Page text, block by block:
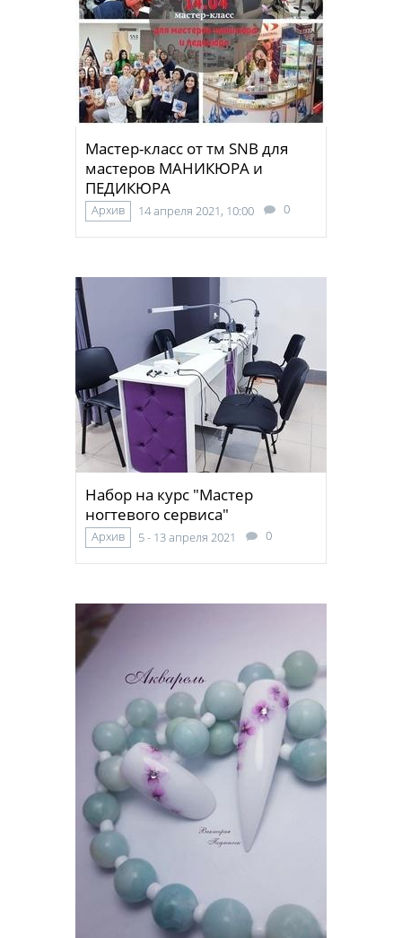
Мастер-класс от тм SNB для
мастеров МАНИКЮРА и
ПЕДИКЮРА
Архив 14 апреля 2021, 10:00 0
Набор на курс "Мастер
ногтевого сервиса"
Архив 5 - 13 апреля 2021 0